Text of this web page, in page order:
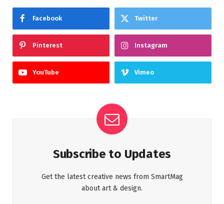
Facebook Twitter
Pinterest Instagram
YouTube Vimeo
Subscribe to Updates
Get the latest creative news from SmartMag
about art & design.